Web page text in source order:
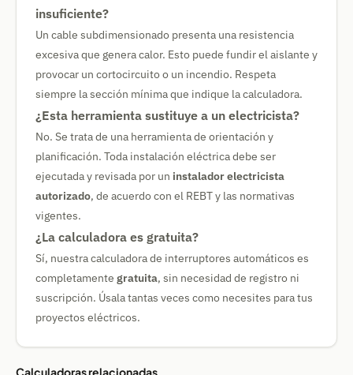
insuficiente?
Un cable subdimensionado presenta una resistencia
excesiva que genera calor. Esto puede fundir el aislante y
provocar un cortocircuito o un incendio. Respeta
siempre la sección mínima que indique la calculadora.
¿Esta herramienta sustituye a un electricista?
No. Se trata de una herramienta de orientación y
planificación. Toda instalación eléctrica debe ser
ejecutada y revisada por un instalador electricista
autorizado, de acuerdo con el REBT y las normativas
vigentes.
¿La calculadora es gratuita?
Sí, nuestra calculadora de interruptores automáticos es
completamente gratuita, sin necesidad de registro ni
suscripción. Úsala tantas veces como necesites para tus
proyectos eléctricos.
Calculadoras relacionadas